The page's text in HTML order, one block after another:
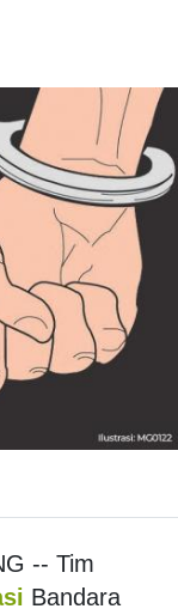
-- Tim
Bandara